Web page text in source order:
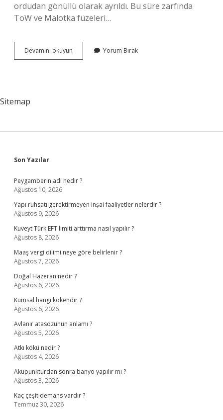
ordudan gönüllü olarak ayrıldı. Bu süre zarfında
ToW ve Malotka füzeleri…
Devamını okuyun Hammud
Ne
Yorum Bırak
Sitemap
Sidebar
Son Yazılar
Peygamberin adı nedir ?
Ağustos 10, 2026
Yapı ruhsatı gerektirmeyen inşai faaliyetler nelerdir ?
Ağustos 9, 2026
Kuveyt Türk EFT limiti arttırma nasıl yapılır ?
Ağustos 8, 2026
Maaş vergi dilimi neye göre belirlenir ?
Ağustos 7, 2026
Doğal Hazeran nedir ?
Ağustos 6, 2026
Kumsal hangi kökendir ?
Ağustos 6, 2026
Avlanır atasözünün anlamı ?
Ağustos 5, 2026
Atkı kökü nedir ?
Ağustos 4, 2026
Akupunkturdan sonra banyo yapılır mı ?
Ağustos 3, 2026
Kaç çeşit demans vardır ?
Temmuz 30, 2026